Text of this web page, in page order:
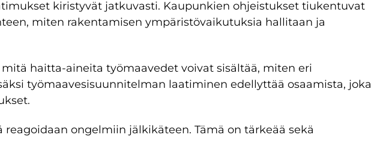
kiristyvät jatkuvasti. Kaupunkien ohjeistukset tiukentuvat
miten rakentamisen ympäristövaikutuksia hallitaan ja
haitta-aineita työmaavedet voivat sisältää, miten eri
työmaavesisuunnitelman laatiminen edellyttää osaamista, joka
ongelmiin jälkikäteen. Tämä on tärkeää sekä